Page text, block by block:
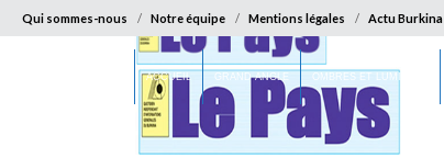
Qui sommes-nous Notre équipe Mentions légales Actu Burkina
ACCUEIL GRAND ANGLE OMBRES ET LUMIÈRES